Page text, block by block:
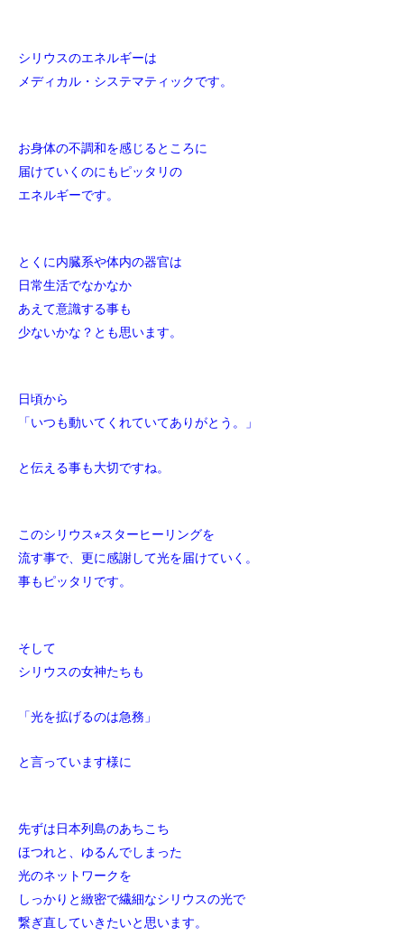
シリウスのエネルギーは
メディカル・システマティックです。
お身体の不調和を感じるところに
届けていくのにもピッタリの
エネルギーです。
とくに内臓系や体内の器官は
日常生活でなかなか
あえて意識する事も
少ないかな？とも思います。
日頃から
「いつも動いてくれていてありがとう。」
と伝える事も大切ですね。
このシリウス⭐︎スターヒーリングを
流す事で、更に感謝して光を届けていく。
事もピッタリです。
そして
シリウスの女神たちも
「光を拡げるのは急務」
と言っています様に
先ずは日本列島のあちこち
ほつれと、ゆるんでしまった
光のネットワークを
しっかりと緻密で繊細なシリウスの光で
繋ぎ直していきたいと思います。